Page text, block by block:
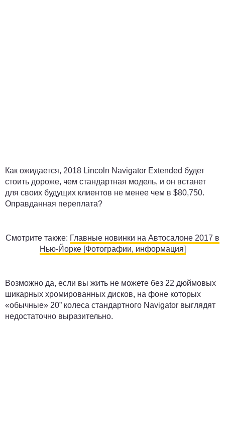
Как ожидается, 2018 Lincoln Navigator Extended будет
стоить дороже, чем стандартная модель, и он встанет
для своих будущих клиентов не менее чем в $80,750.
Оправданная переплата?
Смотрите также: Главные новинки на Автосалоне 2017 в
Нью-Йорке [Фотографии, информация]
Возможно да, если вы жить не можете без 22 дюймовых
шикарных хромированных дисков, на фоне которых
«обычные» 20” колеса стандартного Navigator выглядят
недостаточно выразительно.